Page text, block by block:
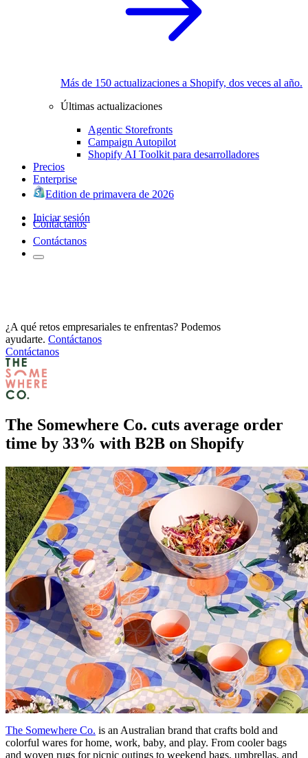
Más de 150 actualizaciones a Shopify, dos veces al año.
Últimas actualizaciones
Agentic Storefronts
Campaign Autopilot
Shopify AI Toolkit para desarrolladores
Precios
Enterprise
Edition de primavera de 2026
Iniciar sesión
Contáctanos
Contáctanos
¿A qué retos empresariales te enfrentas? Podemos
ayudarte. Contáctanos
Contáctanos
The Somewhere Co. cuts average order
time by 33% with B2B on Shopify
The Somewhere Co. is an Australian brand that crafts bold and
colorful wares for home, work, baby, and play. From cooler bags
and woven rugs for picnic outings to weekend bags, umbrellas, and